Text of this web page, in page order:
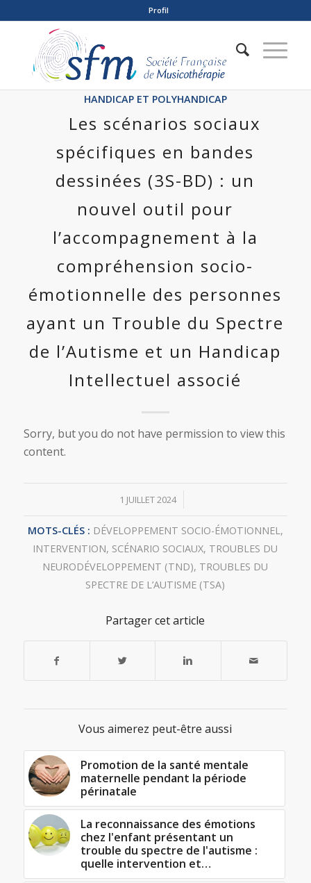
Profil
HANDICAP ET POLYHANDICAP
Les scénarios sociaux
spécifiques en bandes
dessinées (3S-BD) : un
nouvel outil pour
l’accompagnement à la
compréhension socio-
émotionnelle des personnes
ayant un Trouble du Spectre
de l’Autisme et un Handicap
Intellectuel associé
Sorry, but you do not have permission to view this
content.
1 JUILLET 2024
/
MOTS-CLÉS : DÉVELOPPEMENT SOCIO-ÉMOTIONNEL,
INTERVENTION, SCÉNARIO SOCIAUX, TROUBLES DU
NEURODÉVELOPPEMENT (TND), TROUBLES DU
SPECTRE DE L’AUTISME (TSA)
Partager cet article
Vous aimerez peut-être aussi
Promotion de la santé mentale
maternelle pendant la période
périnatale
La reconnaissance des émotions
chez l'enfant présentant un
trouble du spectre de l'autisme :
quelle intervention et…